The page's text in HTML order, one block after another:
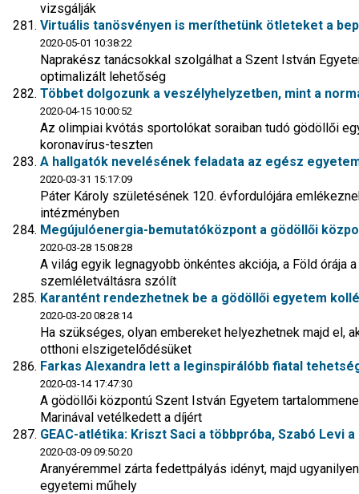
vizsgálják
Virtuális tanösvényen is meríthetünk ötleteket a
2020-05-01 10:38:22
Naprakész tanácsokkal szolgálhat a Szent István
optimalizált lehetőség
Többet dolgozunk a veszélyhelyzetben, mint a
2020-04-15 10:00:52
Az olimpiai kvótás sportolókat soraiban tudó gödöllői
koronavírus-teszten
A hallgatók nevelésének feladata az egész
2020-03-31 15:17:09
Páter Károly születésének 120. évfordulójára
intézményben
Megújulóenergia-bemutatóközpont a gödöllői
2020-03-28 15:08:28
A világ egyik legnagyobb önkéntes akciója, a Föld órája
szemléletváltásra szólít
Karantént rendezhetnek be a gödöllői egyetem
2020-03-20 08:28:14
Ha szükséges, olyan embereket helyezhetnek majd el,
otthoni elszigetelődésüket
Farkas Alexandra lett a leginspirálóbb fiatal
2020-03-14 17:47:30
A gödöllői központú Szent István Egyetem
Marinával vetélkedett a díjért
GEAC-atlétika: Kriszt Saci a többpróba, Szabó Levi
2020-03-09 09:50:20
Aranyéremmel zárta fedettpályás idényt, majd
egyetemi műhely